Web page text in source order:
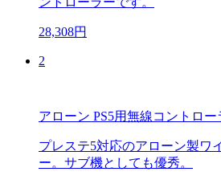
28,308円
2
アローン PS5用無線コントロー
プレステ5対応のアローン製ワ
ー。サブ機としても優秀。